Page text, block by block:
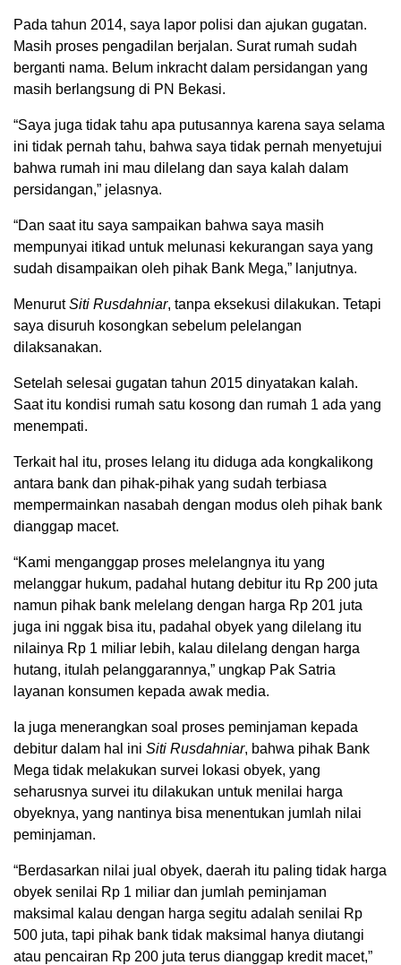
Pada tahun 2014, saya lapor polisi dan ajukan gugatan.
Masih proses pengadilan berjalan. Surat rumah sudah
berganti nama. Belum inkracht dalam persidangan yang
masih berlangsung di PN Bekasi.
“Saya juga tidak tahu apa putusannya karena saya selama
ini tidak pernah tahu, bahwa saya tidak pernah menyetujui
bahwa rumah ini mau dilelang dan saya kalah dalam
persidangan,” jelasnya.
“Dan saat itu saya sampaikan bahwa saya masih
mempunyai itikad untuk melunasi kekurangan saya yang
sudah disampaikan oleh pihak Bank Mega,” lanjutnya.
MenurutSiti Rusdahniar, tanpa eksekusi dilakukan. Tetapi
saya disuruh kosongkan sebelum pelelangan
dilaksanakan.
Setelah selesai gugatan tahun 2015 dinyatakan kalah.
Saat itu kondisi rumah satu kosong dan rumah 1 ada yang
menempati.
Terkait hal itu, proses lelang itu diduga ada kongkalikong
antara bank dan pihak-pihak yang sudah terbiasa
mempermainkan nasabah dengan modus oleh pihak bank
dianggap macet.
“Kami menganggap proses melelangnya itu yang
melanggar hukum, padahal hutang debitur itu Rp 200 juta
namun pihak bank melelang dengan harga Rp 201 juta
juga ini nggak bisa itu, padahal obyek yang dilelang itu
nilainya Rp 1 miliar lebih, kalau dilelang dengan harga
hutang, itulah pelanggarannya,” ungkap Pak Satria
layanan konsumen kepada awak media.
Ia juga menerangkan soal proses peminjaman kepada
debitur dalam hal ini Siti Rusdahniar, bahwa pihak Bank
Mega tidak melakukan survei lokasi obyek, yang
seharusnya survei itu dilakukan untuk menilai harga
obyeknya, yang nantinya bisa menentukan jumlah nilai
peminjaman.
“Berdasarkan nilai jual obyek, daerah itu paling tidak harga
obyek senilai Rp 1 miliar dan jumlah peminjaman
maksimal kalau dengan harga segitu adalah senilai Rp
500 juta, tapi pihak bank tidak maksimal hanya diutangi
atau pencairan Rp 200 juta terus dianggap kredit macet,”